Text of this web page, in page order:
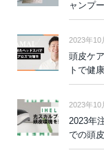
ャンプ
2023年10
頭皮ケ
トで健
2023年10
2023年
での頭